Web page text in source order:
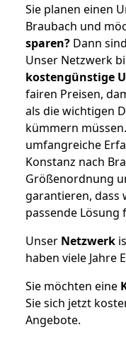
Sie planen einen
Braubach und
sparen? Dann
Unser Netzwerk
kostengünstige
fairen Preisen,
als die wichtigen
kümmern
umfangreiche
Konstanz nach
Größenordnung
garantieren, dass
passende Lösung
Unser Netzwerk
haben viele Jahre
Sie möchten eine
Sie sich jetzt
Angebote.